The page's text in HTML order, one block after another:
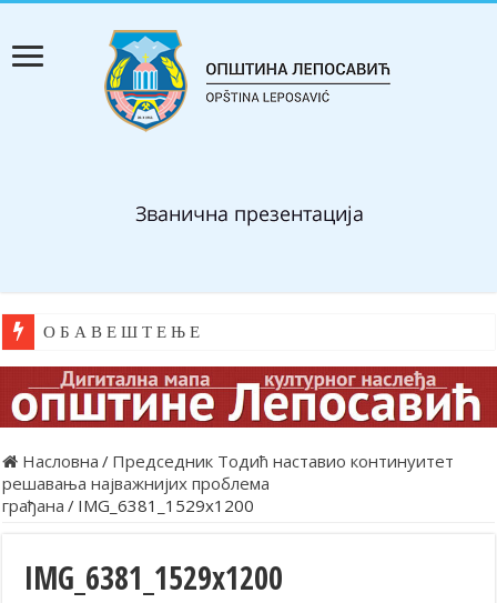
О Б А В Е Ш Т Е Њ Е
Насловна / Председник Тодић наставио континуитет
решавања најважнијих проблема
грађана / IMG_6381_1529x1200
IMG_6381_1529x1200